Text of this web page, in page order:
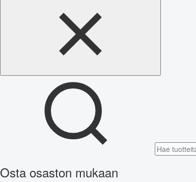
Osta osaston mukaan